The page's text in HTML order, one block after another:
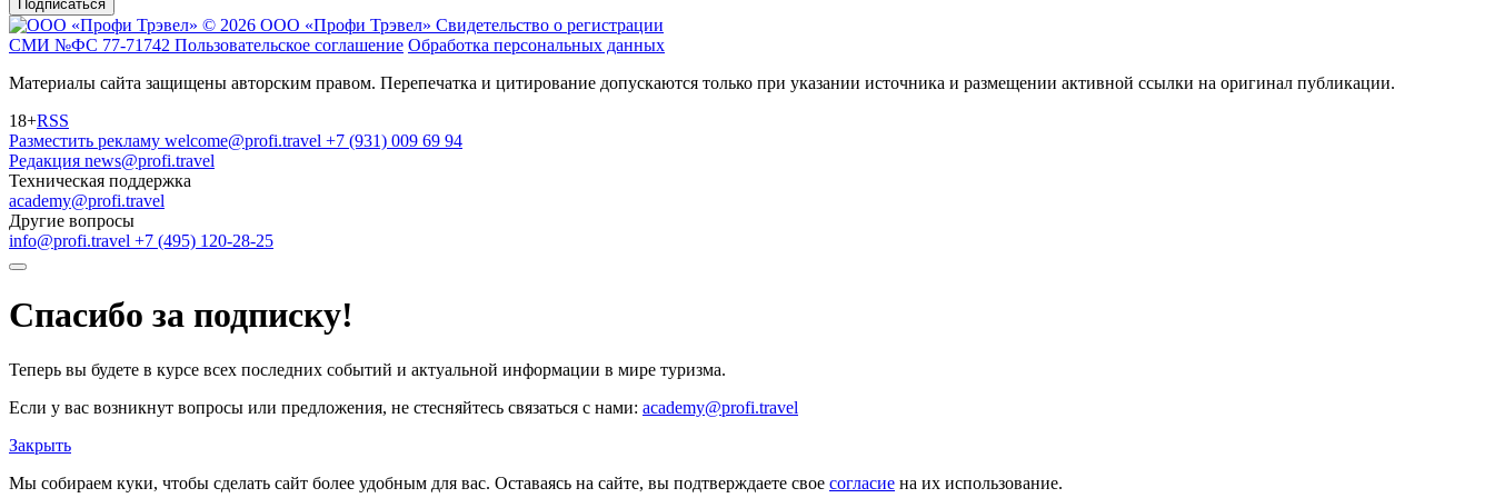
Подписаться
© 2026 ООО «Профи Трэвeл» Свидетельство о регистрации
СМИ №ФС 77-71742 Пользовательское соглашение Обработка персональных данных
Материалы сайта защищены авторским правом. Перепечатка и цитирование допускаются только при указании источника и размещении активной ссылки на оригинал публикации.
18+RSS
Разместить рекламу welcome@profi.travel +7 (931) 009 69 94
Редакция news@profi.travel
Техническая поддержка
academy@profi.travel
Другие вопросы
info@profi.travel +7 (495) 120-28-25
Спасибо за подписку!
Теперь вы будете в курсе всех последних событий и актуальной информации в мире туризма.
Если у вас возникнут вопросы или предложения, не стесняйтесь связаться с нами: academy@profi.travel
Закрыть
Мы собираем куки, чтобы сделать сайт более удобным для вас. Оставаясь на сайте, вы подтверждаете свое согласие на их использование.